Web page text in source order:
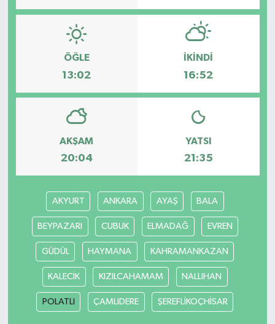
ÖĞLE
13:02
İKINDI
16:52
AKŞAM
20:04
YATSI
21:35
AKYURT ANKARA AYAŞ BALA
BEYPAZARI CUBUK ELMADAĞ EVREN
GÜDÜL HAYMANA KAHRAMANKAZAN
KALECİK KIZILCAHAMAM NALLIHAN
POLATLI ÇAMLIDERE ŞEREFLİKOÇHİSAR